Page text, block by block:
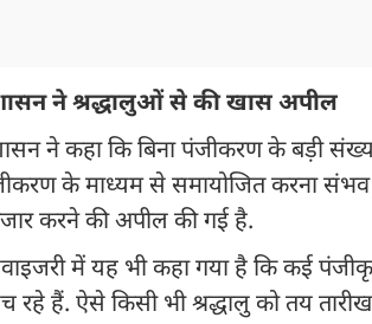
ने श्रद्धालुओं से की खास अपील
ने कहा कि बिना पंजीकरण के बड़ी
के माध्यम से समायोजित करना संभव
करने की अपील की गई है.
में यह भी कहा गया है कि कई पंजीकृत
रहे हैं. ऐसे किसी भी श्रद्धालु को तय